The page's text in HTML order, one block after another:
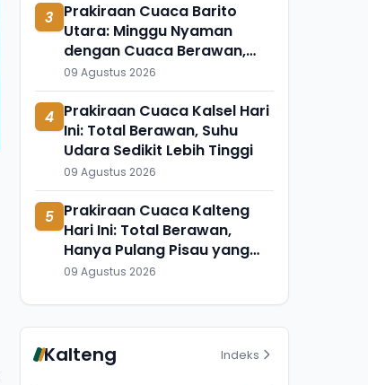
3 Prakiraan Cuaca Barito
Utara: Minggu Nyaman
dengan Cuaca Berawan,
Montallat Paling Panas
09 Agustus 2026
4 Prakiraan Cuaca Kalsel Hari
Ini: Total Berawan, Suhu
Udara Sedikit Lebih Tinggi
09 Agustus 2026
5 Prakiraan Cuaca Kalteng
Hari Ini: Total Berawan,
Hanya Pulang Pisau yang
Berbeda
09 Agustus 2026
Kalteng Indeks